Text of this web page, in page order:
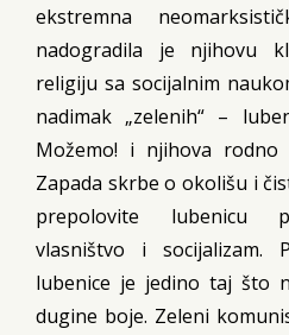
ekstremna
nadogradila je njihovu
religiju sa socijalnim
nadimak „zelenih“ –
Možemo! i njihova rodno
Zapada skrbe o okolišu i
prepolovite lubenicu
vlasništvo i socijalizam.
lubenice je jedino taj što
dugine boje. Zeleni